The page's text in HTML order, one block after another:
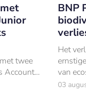
twee
Account
Project
BNP
Het
van
03